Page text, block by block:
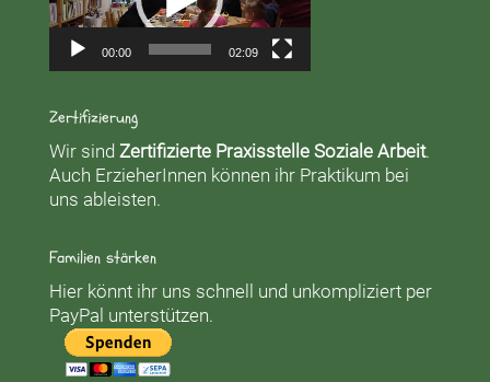
00:00 02:09
Zertifizierung
Wir sind Zertifizierte Praxisstelle Soziale Arbeit.
Auch ErzieherInnen können ihr Praktikum bei
uns ableisten.
Familien stärken
Hier könnt ihr uns schnell und unkompliziert per
PayPal unterstützen.